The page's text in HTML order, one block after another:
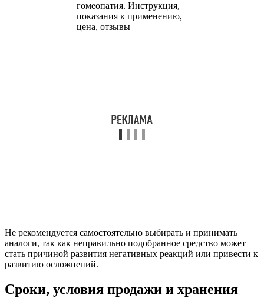
Не рекомендуется самостоятельно выбирать и принимать
аналоги, так как неправильно подобранное средство может
стать причиной развития негативных реакций или привести к
развитию осложнений.
Сроки, условия продажи и хранения